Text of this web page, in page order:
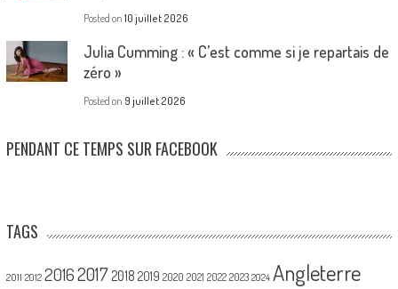
Posted on 10 juillet 2026
Julia Cumming : « C’est comme si je repartais de
zéro »
Posted on 9 juillet 2026
PENDANT CE TEMPS SUR FACEBOOK
TAGS
2011 2012 20162017 2018 2019 2020 2021 2022 2023 2024 Angleterre